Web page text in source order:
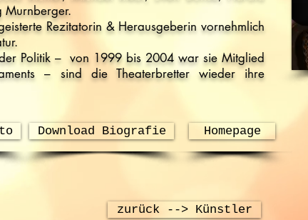
Murnberger.
Rezitatorin & Herausgeberin vornehmlich
Politik – von 1999 bis 2004 war sie Mitglied
– sind die Theaterbretter wieder ihre
Download Biografie Homepage
zurück --> Künstler